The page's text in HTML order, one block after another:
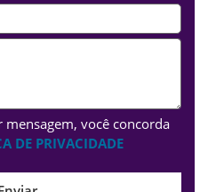
você concorda
DE PRIVACIDADE